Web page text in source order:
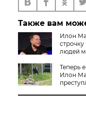
Также вам
Илон
строчку
людей
Теперь
Илон